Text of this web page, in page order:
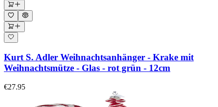
Kurt S. Adler Weihnachtsanhänger - Krake mit
Weihnachtsmütze - Glas - rot grün - 12cm
€27.95